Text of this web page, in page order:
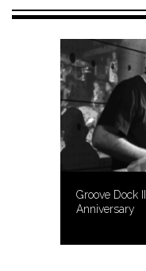
Groove Dock II
Anniversary